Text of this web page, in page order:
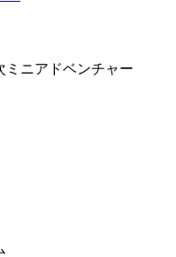
ミニアドベンチャー